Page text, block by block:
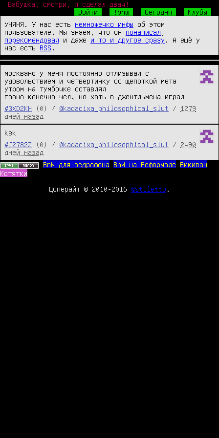
Бабушка, смотри, я сделал двач!
Войти
!bnw Сегодня
Клубы
УНЯНЯ. У нас есть немножечко инфы об этом
пользователе. Мы знаем, что он понаписал
порекомендовал и даже и то и другое сразу . А ещё у
нас есть RSS
москвано у меня постоянно отлизывал с
удовольствием и четвертинку со щепоткой мета
утром на тумбочке оставлял
говно конечно чел, но хоть в джентльмена играл
#3XD2KH
(0) / @kadacixa_philosophical_slut /
1279
дней назад
kek
#J2782Z
(0) / @kadacixa_philosophical_slut / 2490
дней назад
BnW для ведрофона
BnW на Реформале
Викивач
Котятки
Цоперайт © 2010-2016 @stiletto